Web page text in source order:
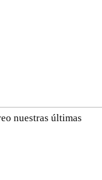
nuestras últimas